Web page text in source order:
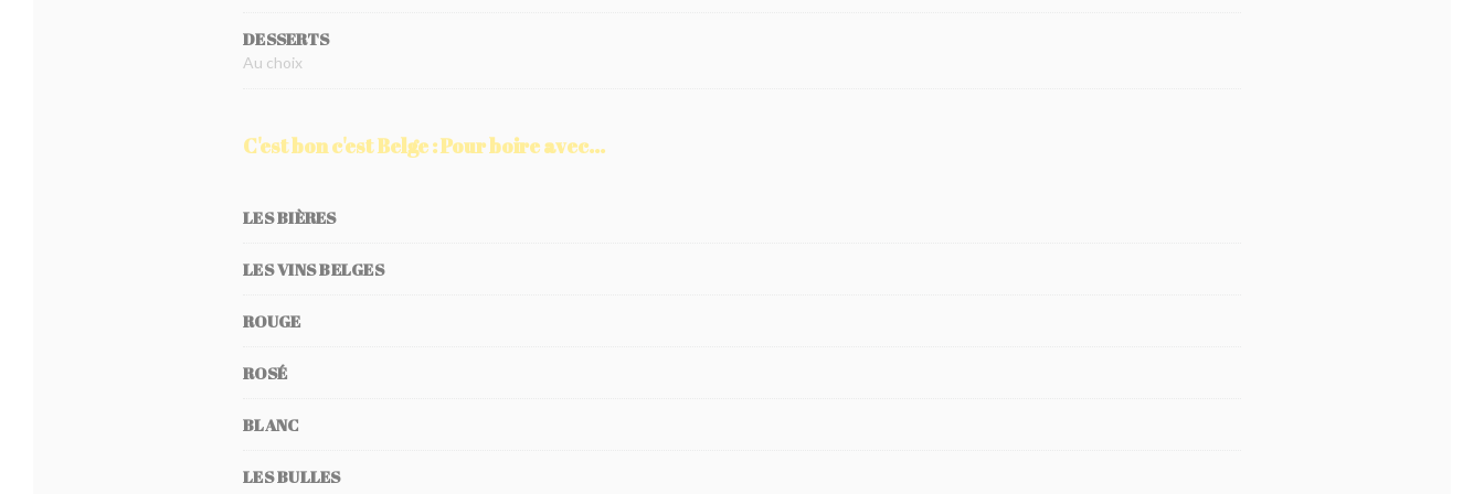
DESSERTS
Au choix
C'est bon c'est Belge : Pour boire avec...
LES BIÈRES
LES VINS BELGES
ROUGE
ROSÉ
BLANC
LES BULLES